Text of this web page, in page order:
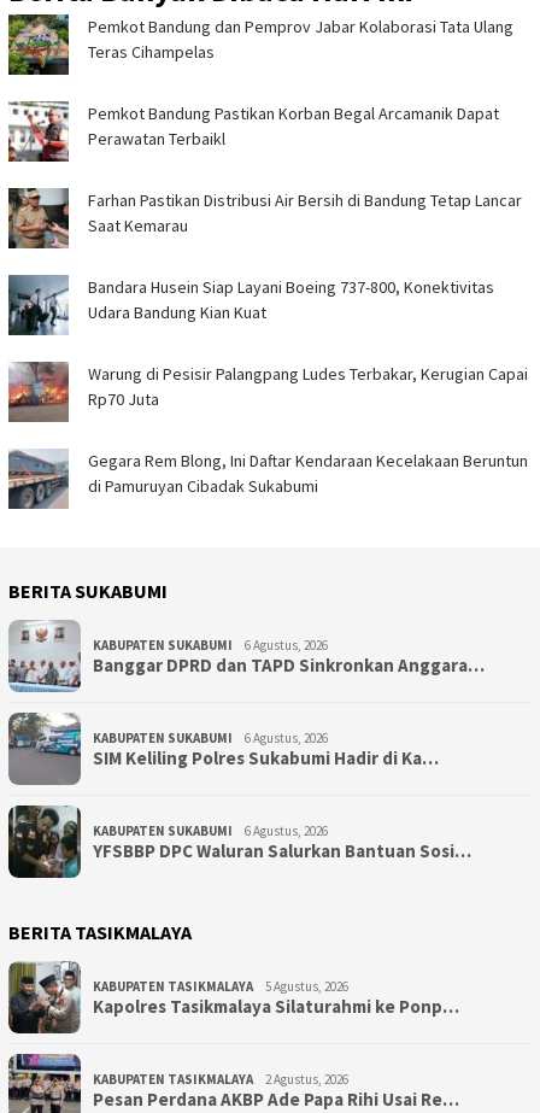
Pemkot Bandung dan Pemprov Jabar Kolaborasi Tata Ulang
Teras Cihampelas
Pemkot Bandung Pastikan Korban Begal Arcamanik Dapat
Perawatan Terbaikl
Farhan Pastikan Distribusi Air Bersih di Bandung Tetap Lancar
Saat Kemarau
Bandara Husein Siap Layani Boeing 737-800, Konektivitas
Udara Bandung Kian Kuat
Warung di Pesisir Palangpang Ludes Terbakar, Kerugian Capai
Rp70 Juta
Gegara Rem Blong, Ini Daftar Kendaraan Kecelakaan Beruntun
di Pamuruyan Cibadak Sukabumi
BERITA SUKABUMI
KABUPATEN SUKABUMI 6 Agustus, 2026
Banggar DPRD dan TAPD Sinkronkan Anggara…
KABUPATEN SUKABUMI 6 Agustus, 2026
SIM Keliling Polres Sukabumi Hadir di Ka…
KABUPATEN SUKABUMI 6 Agustus, 2026
YFSBBP DPC Waluran Salurkan Bantuan Sosi…
BERITA TASIKMALAYA
KABUPATEN TASIKMALAYA 5 Agustus, 2026
Kapolres Tasikmalaya Silaturahmi ke Ponp…
KABUPATEN TASIKMALAYA 2 Agustus, 2026
Pesan Perdana AKBP Ade Papa Rihi Usai Re…